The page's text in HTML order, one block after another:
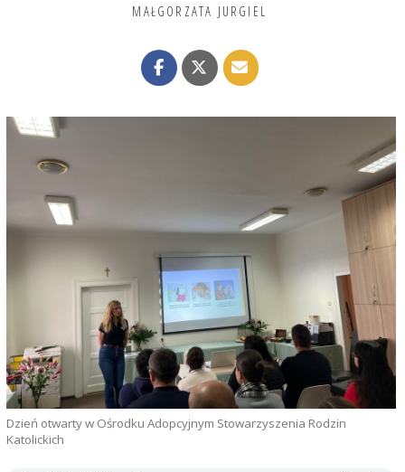
MAŁGORZATA JURGIEL
Dzień otwarty w Ośrodku Adopcyjnym Stowarzyszenia Rodzin
Katolickich